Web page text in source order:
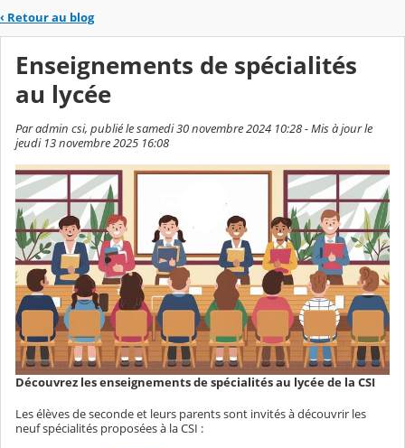
‹ Retour au blog
Enseignements de spécialités
au lycée
Par admin csi, publié le samedi 30 novembre 2024 10:28 - Mis à jour le
jeudi 13 novembre 2025 16:08
Découvrez les enseignements de spécialités au lycée de la CSI
Les élèves de seconde et leurs parents sont invités à découvrir les
neuf spécialités proposées à la CSI :